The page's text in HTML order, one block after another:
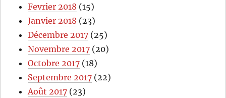
Fevrier 2018 (15)
Janvier 2018 (23)
Décembre 2017 (25)
Novembre 2017 (20)
Octobre 2017 (18)
Septembre 2017 (22)
Août 2017 (23)